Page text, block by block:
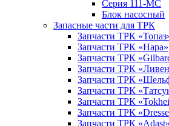
Серия 111-МС
Блок насосный
Запасные части для ТРК
Запчасти ТРК
Запчасти ТРК «Нара»
Запчасти ТРК
Запчасти ТРК
Запчасти ТРК
Запчасти ТРК
Запчасти ТРК
Запчасти ТРК
Запчасти ТРК «Adast»